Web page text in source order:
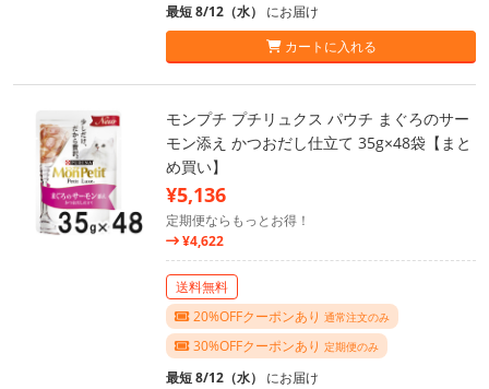
最短 8/12（水） にお届け
カートに入れる
モンプチ プチリュクス パウチ まぐろのサー
モン添え かつおだし仕立て 35g×48袋【まと
め買い】
¥5,136
定期便ならもっとお得！
¥4,622
送料無料
20%OFFクーポンあり 通常注文のみ
30%OFFクーポンあり 定期便のみ
最短 8/12（水） にお届け